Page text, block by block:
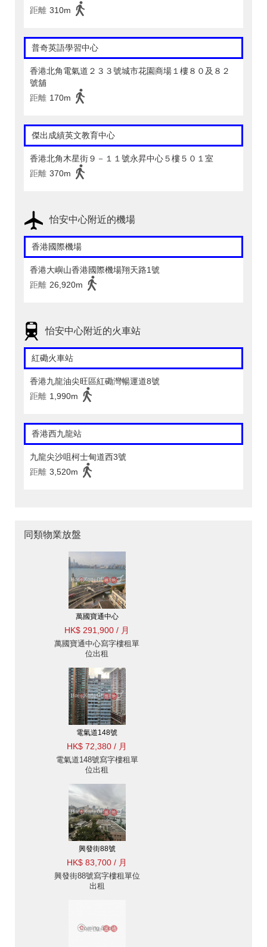
距離 310m
普奇英語學習中心
香港北角電氣道２３３號城市花園商場１樓８０及８２
號舖
距離 170m
傑出成績英文教育中心
香港北角木星街９－１１號永昇中心５樓５０１室
距離 370m
怡安中心附近的機場
香港國際機場
香港大嶼山香港國際機場翔天路1號
距離 26,920m
怡安中心附近的火車站
紅磡火車站
香港九龍油尖旺區紅磡灣暢運道8號
距離 1,990m
香港西九龍站
九龍尖沙咀柯士甸道西3號
距離 3,520m
同類物業放盤
萬國寶通中心
HK$ 291,900 / 月
萬國寶通中心寫字樓租單
位出租
電氣道148號
HK$ 72,380 / 月
電氣道148號寫字樓租單
位出租
興發街88號
HK$ 83,700 / 月
興發街88號寫字樓租單位
出租